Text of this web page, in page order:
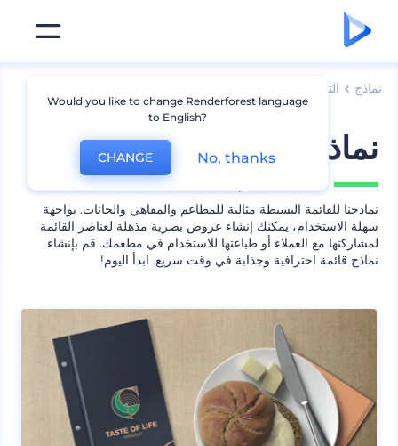
نماذج الترويج للعلامة التجارية
نماذج قائمة بسيطة
نماذجنا للقائمة البسيطة مثالية للمطاعم والمقاهي والحانات. بواجهة
سهلة الاستخدام، يمكنك إنشاء عروض بصرية مذهلة لعناصر القائمة
لمشاركتها مع العملاء أو طباعتها للاستخدام في مطعمك. قم بإنشاء
نماذج قائمة احترافية وجذابة في وقت سريع. ابدأ اليوم!
Would you like to change Renderforest language
to English?
CHANGE No, thanks